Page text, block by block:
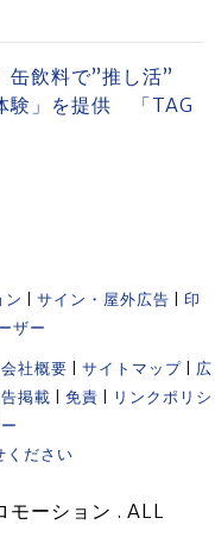
缶飲料で”推し活”
験」を提供 「TAG
ン サイン・屋外広告
印
ザー
会社概要 サイトマップ
広
告掲載
免責
リンクポリシ
ー
ください
ーション . ALL